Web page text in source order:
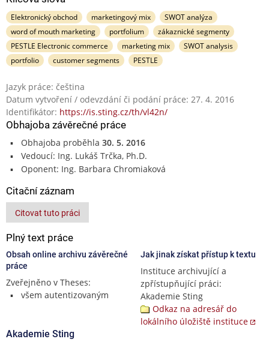
Elektronický obchod marketingový mix
SWOT analýza
word of mouth marketing
portfolium
zákaznické segmenty
PESTLE Electronic commerce
marketing mix
SWOT analysis
portfolio
customer segments PESTLE
Jazyk práce: čeština
Datum vytvoření / odevzdání či podání práce: 27. 4. 2016
Identifikátor: https://is.sting.cz/th/vl42n/
Obhajoba závěrečné práce
Obhajoba proběhla 30. 5. 2016
Vedoucí: Ing. Lukáš Trčka, Ph.D.
Oponent: Ing. Barbara Chromiaková
Citační záznam
Citovat tuto práci
Plný text práce
Obsah online archivu závěrečné
práce
Zveřejněno v Theses:
všem autentizovaným
Jak jinak získat přístup k textu
Instituce archivující a
zpřístupňující práci:
Akademie Sting
Odkaz na adresář do
lokálního úložiště instituce
Akademie Sting